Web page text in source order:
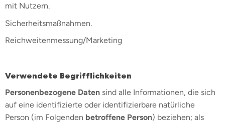
mit Nutzern.
Sicherheitsmaßnahmen.
Reichweitenmessung/Marketing
Verwendete Begrifflichkeiten
Personenbezogene Daten sind alle Informationen, die sich
auf eine identifizierte oder identifizierbare natürliche
Person (im Folgenden betroffene Person) beziehen; als